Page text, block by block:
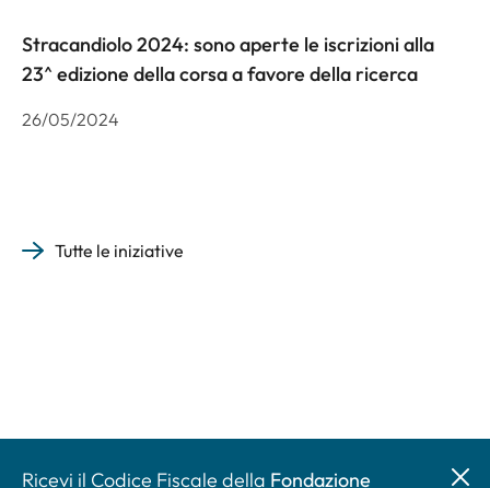
Stracandiolo 2024: sono aperte le iscrizioni alla
23^ edizione della corsa a favore della ricerca
26/05/2024
Tutte le iniziative
Ricevi il Codice Fiscale della Fondazione